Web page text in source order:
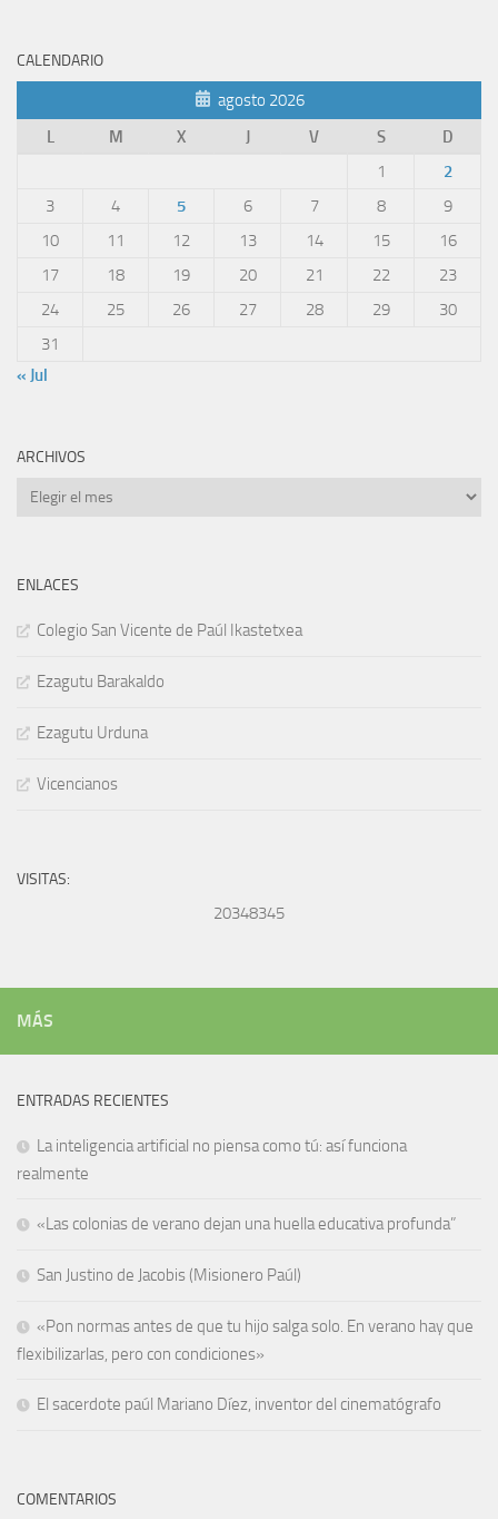
CALENDARIO
agosto 2026
L
M X J V S
D
1
2
3
4 5 6 7 8
9
10
11 12 13 14 15
16
17
18 19 20 21 22
23
24
25 26 27 28 29
30
31
« Jul
ARCHIVOS
Archivos
ENLACES
Colegio San Vicente de Paúl Ikastetxea
Ezagutu Barakaldo
Ezagutu Urduna
Vicencianos
VISITAS:
20348345
MÁS
ENTRADAS RECIENTES
La inteligencia artificial no piensa como tú: así funciona
realmente
«Las colonias de verano dejan una huella educativa profunda”
San Justino de Jacobis (Misionero Paúl)
«Pon normas antes de que tu hijo salga solo. En verano hay que
flexibilizarlas, pero con condiciones»
El sacerdote paúl Mariano Díez, inventor del cinematógrafo
COMENTARIOS